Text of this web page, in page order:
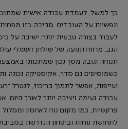
כך למשל, לעמדת עבודה אישית
ונפשיות על העובדים. סביבה כזו
לעבוד בצורה טבעית יותר: ישיבה על
הגב, מרווח תנועה של שולחן חשמלי
תנוחה וגובה מסך נכון שמתכוונן
כשמוסיפים גם סדר, אקוסטיקה נכונה
ועייפות, אפשר לתמוך בריכוז, לנטרל
עבודה נעימה ויציבה יותר לאורך היום.
פרקטיות, כמו מקום נוח לאחסון
לתחושת נוחות וביטחון הנדרשת